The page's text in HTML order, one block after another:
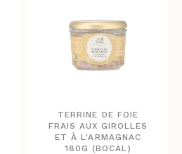
TERRINE DE FOIE
FRAIS AUX GIROLLES
ET À L'ARMAGNAC
180G (BOCAL)